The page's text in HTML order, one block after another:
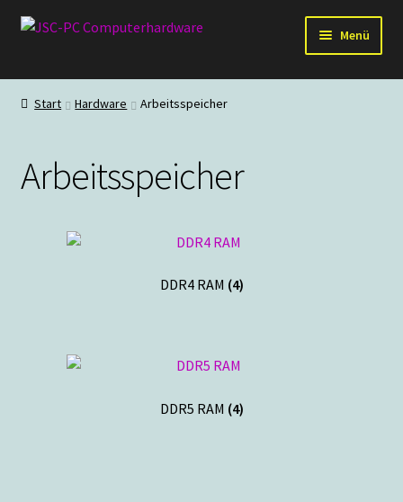
Zur
Zum
Menü
Hardware
Staubschutz
Start Hardware Arbeitsspeicher
Arbeitsspeicher
DDR4 RAM (4)
DDR5 RAM (4)